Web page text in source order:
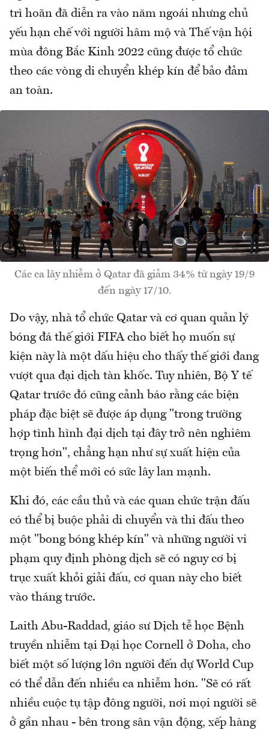
trì hoãn đã diễn ra vào năm ngoái nhưng chủ
yếu hạn chế với người hâm mộ và Thế vận hội
mùa đông Bắc Kinh 2022 cũng được tổ chức
theo các vòng di chuyển khép kín để bảo đảm
an toàn.
Các ca lây nhiễm ở Qatar đã giảm 34% từ ngày 19/9
đến ngày 17/10.
Do vậy, nhà tổ chức Qatar và cơ quan quản lý
bóng đá thế giới FIFA cho biết họ muốn sự
kiện này là một dấu hiệu cho thấy thế giới đang
vượt qua đại dịch tàn khốc. Tuy nhiên, Bộ Y tế
Qatar trước đó cũng cảnh báo rằng các biện
pháp đặc biệt sẽ được áp dụng "trong trường
hợp tình hình đại dịch tại đây trở nên nghiêm
trọng hơn", chẳng hạn như sự xuất hiện của
một biến thể mới có sức lây lan mạnh.
Khi đó, các cầu thủ và các quan chức trận đấu
có thể bị buộc phải di chuyển và thi đấu theo
một "bong bóng khép kín" và những người vi
phạm quy định phòng dịch sẽ có nguy cơ bị
trục xuất khỏi giải đấu, cơ quan này cho biết
vào tháng trước.
Laith Abu-Raddad, giáo sư Dịch tễ học Bệnh
truyền nhiễm tại Đại học Cornell ở Doha, cho
biết một số lượng lớn người đến dự World Cup
có thể dẫn đến nhiều ca nhiễm hơn. "Sẽ có rất
nhiều cuộc tụ tập đông người, nơi mọi người sẽ
ở gần nhau - bên trong sân vận động, xếp hàng